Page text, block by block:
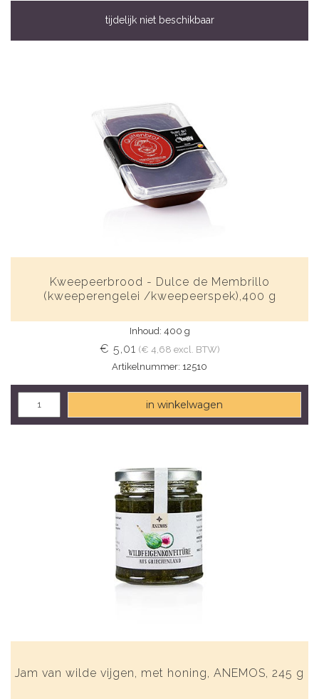
tijdelijk niet beschikbaar
Kweepeerbrood - Dulce de Membrillo
(kweeperengelei /kweepeerspek),400 g
Inhoud: 400 g
€ 5,01 (€ 4,68 excl. BTW)
Artikelnummer: 12510
in winkelwagen
Jam van wilde vijgen, met honing, ANEMOS, 245 g